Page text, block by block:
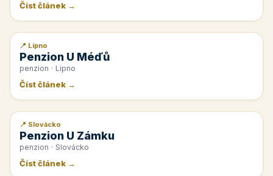
Číst článek →
📰 PR článek
📍 Lipno
Penzion U Méďů
penzion · Lipno
Číst článek →
📰 PR článek
📍 Slovácko
Penzion U Zámku
penzion · Slovácko
Číst článek →